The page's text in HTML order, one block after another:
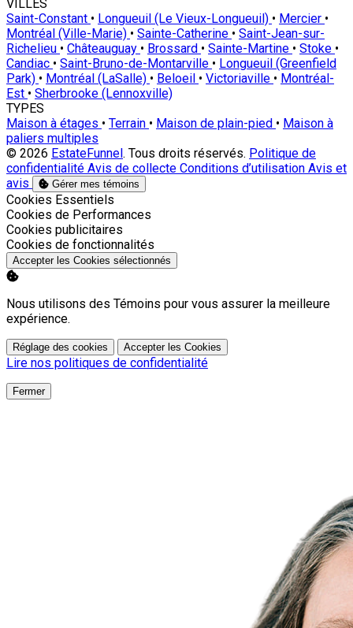
VILLES
Saint-Constant • Longueuil (Le Vieux-Longueuil) • Mercier •
Montréal (Ville-Marie) • Sainte-Catherine • Saint-Jean-sur-
Richelieu • Châteauguay • Brossard • Sainte-Martine • Stoke •
Candiac • Saint-Bruno-de-Montarville • Longueuil (Greenfield
Park) • Montréal (LaSalle) • Beloeil • Victoriaville • Montréal-
Est • Sherbrooke (Lennoxville)
TYPES
Maison à étages • Terrain • Maison de plain-pied • Maison à
paliers multiples
© 2026 EstateFunnel. Tous droits réservés. Politique de
confidentialité Avis de collecte Conditions d’utilisation Avis et
avis
Gérer mes témoins
Activer
Cookies Essentiels
Activer
Cookies de Performances
Activer
Cookies publicitaires
Activer
Cookies de fonctionnalités
Accepter les Cookies sélectionnés
Nous utilisons des Témoins pour vous assurer la meilleure
expérience.
Réglage des cookies Accepter les Cookies
Lire nos politiques de confidentialité
Fermer